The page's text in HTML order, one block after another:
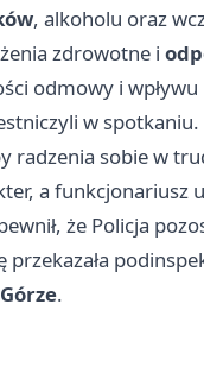
, alkoholu oraz
zdrowotne i
odmowy i
w
radzenia sobie w
a funkcjonariusz
że Policja
.